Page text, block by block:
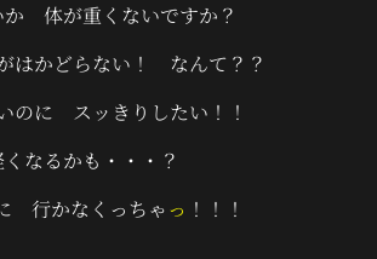
か 体が重くないですか？
はかどらない！ なんて？？
のに スッきりしたい！！
なるかも・・・？
行かなくっちゃっ ！！！